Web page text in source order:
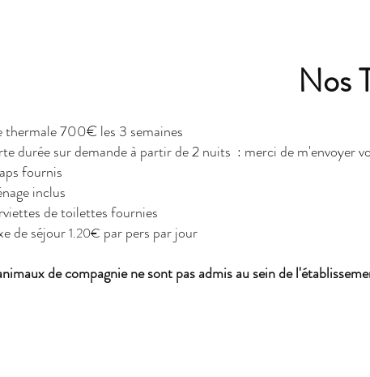
Nos
thermale 700€ les 3 semaines
durée sur demande à partir de 2 nuits : merci de m'envoyer
fournis
inclus
de toilettes fournies
de séjour1.20€ par pers par jour
de compagnie ne sont pas admis au sein de